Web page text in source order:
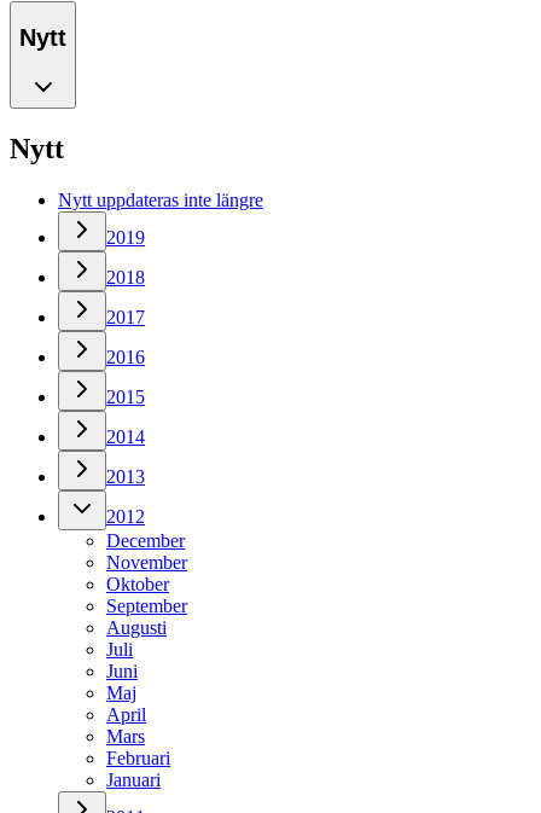
Nytt
Nytt
Nytt uppdateras inte längre
2019
2018
2017
2016
2015
2014
2013
2012
December
November
Oktober
September
Augusti
Juli
Juni
Maj
April
Mars
Februari
Januari